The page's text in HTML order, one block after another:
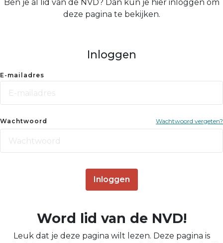
Ben je al lid van de NVD? Dan kun je hier inloggen om
deze pagina te bekijken.
Inloggen
E-mailadres
Wachtwoord Wachtwoord vergeten?
Inloggen
Word lid van de NVD!
Leuk dat je deze pagina wilt lezen. Deze pagina is